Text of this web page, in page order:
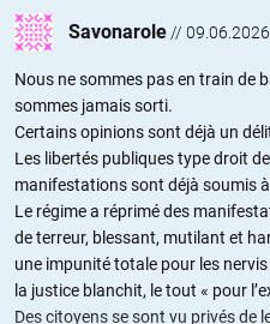
Savonarole //
Nous ne sommes pas en train de
sommes jamais sorti.
Certains opinions sont déjà un
Les libertés publiques type droit
manifestations sont déjà soumis
Le régime a réprimé des
de terreur, blessant, mutilant et
une impunité totale pour les
la justice blanchit, le tout « pour
Des citoyens se sont vu privés de